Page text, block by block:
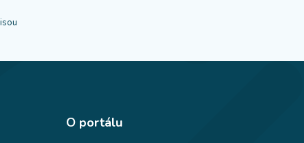
O portálu